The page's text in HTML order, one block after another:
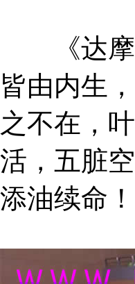
《达摩
皆由内生
之不在，
活，五脏
添油续命！